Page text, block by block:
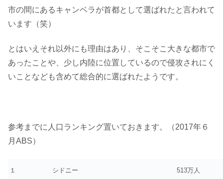
市の間にあるキャンベラが首都として選ばれたと言われて
います（笑）
とはいえそれ以外にも理由はあり、そこそこ大きな都市で
あったことや、少し内陸に位置しているので侵攻されにく
いことなども含めて総合的に選ばれたようです。
参考までに人口ランキング置いておきます。（2017年６
月ABS）
１ シドニー 513万人